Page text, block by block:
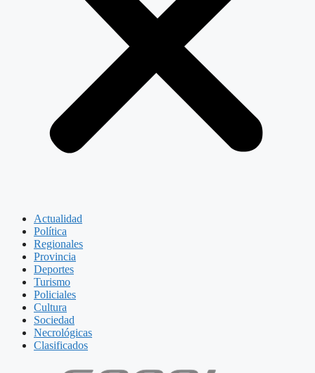
Actualidad
Política
Regionales
Provincia
Deportes
Turismo
Policiales
Cultura
Sociedad
Necrológicas
Clasificados